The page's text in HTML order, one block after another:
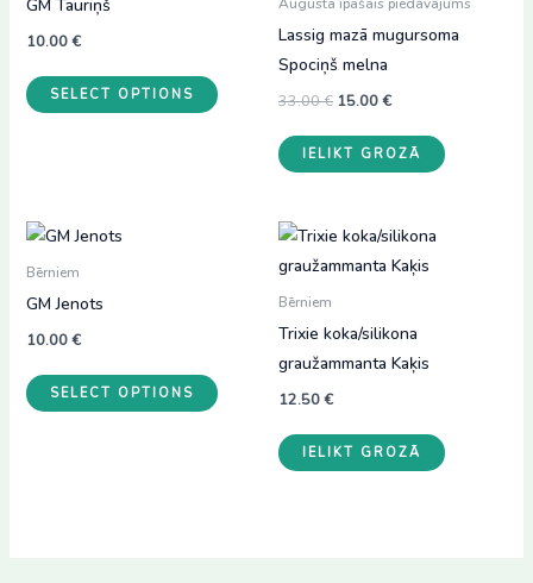
GM Tauriņš
10.00€
SELECT OPTIONS
Lassig mazā mugursoma
Spociņš melna
33.00€ Original
was:
33.00 €.
15.00€Current
is:
15.00 €.
IELIKT GROZĀ
Bērniem
GM Jenots
10.00€
SELECT OPTIONS
Bērniem
Trixie koka/silikona
graužammanta Kaķis
12.50€
IELIKT GROZĀ